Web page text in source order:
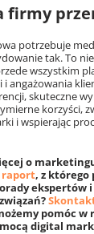
firmy
potrzebuje
tak. To
wszystkim
i angażowania
skuteczne
korzyści,
i wspierając
o
raport, z którego
ekspertów
pomóc w
digital